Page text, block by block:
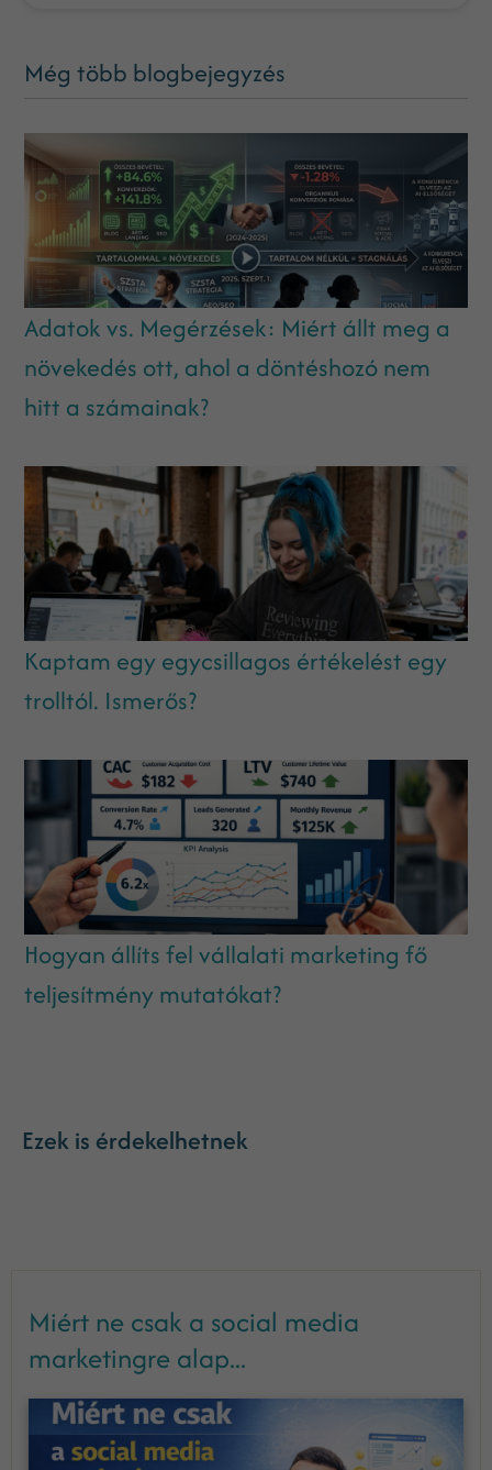
Még több blogbejegyzés
Adatok vs. Megérzések: Miért állt meg a
növekedés ott, ahol a döntéshozó nem
hitt a számainak?
Kaptam egy egycsillagos értékelést egy
trolltól. Ismerős?
Hogyan állíts fel vállalati marketing fő
teljesítmény mutatókat?
Ezek is érdekelhetnek
Miért ne csak a social media
marketingre alap...